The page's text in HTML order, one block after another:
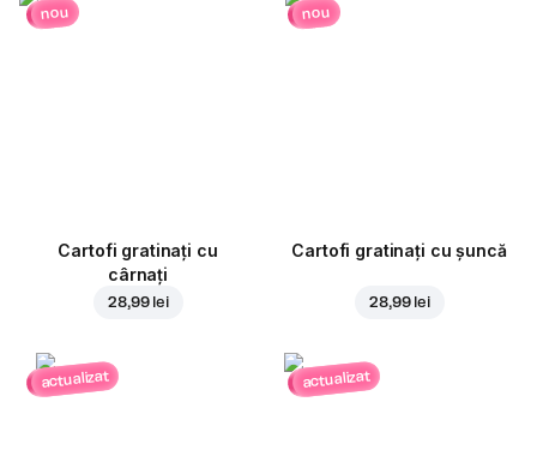
nou
Cartofi gratinați cu
cârnați
28,99 lei
nou
Cartofi gratinați cu șuncă
28,99 lei
actualizat actualizat